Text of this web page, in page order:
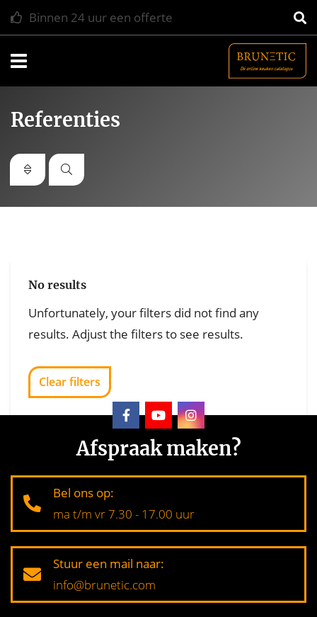
Referenties
No results
Unfortunately, your filters did not find any
results. Adjust the filters to see results.
Clear filters
Grootste online keukenplatform in NL
Navigatie
Afspraak maken?
Bel ons op:
ma t/m vr 7.30 - 17.00 uur
Stuur een mail naar:
info@brunetic.com